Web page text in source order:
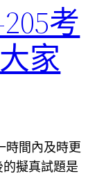
考
家
時間內及時更
擬真試題是